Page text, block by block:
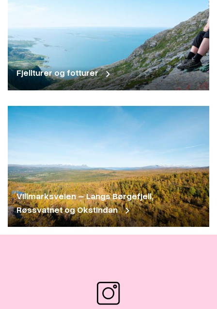
Fjellturer og fotturer
Villmarksveien – Langs Børgefjell,
Røssvatnet og Okstindan